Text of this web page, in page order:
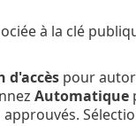
à la clé
d'accèspour
Automatique